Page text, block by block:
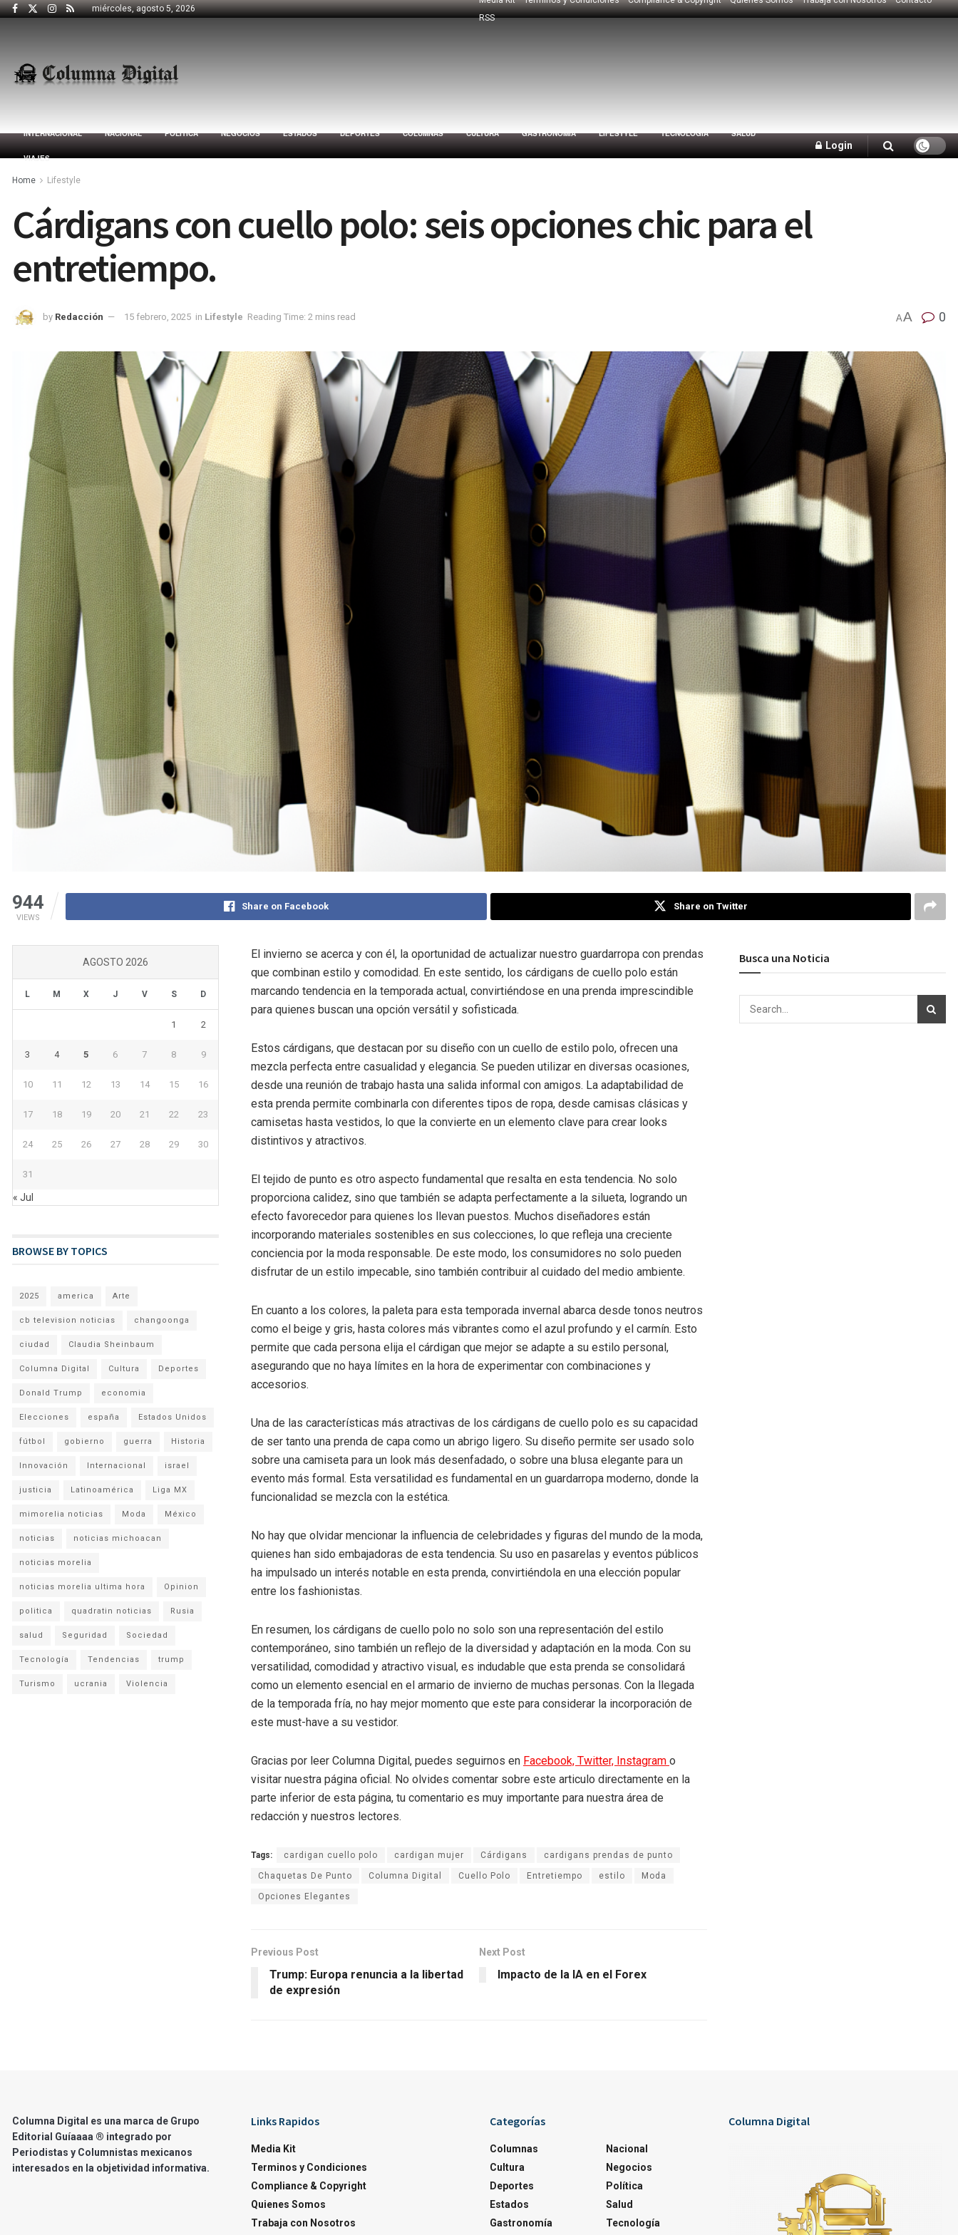
miércoles, agosto 5, 2026
RSS
INTERNACIONAL NACIONAL POLÍTICA NEGOCIOS ESTADOS DEPORTES COLUMNAS CULTURA GASTRONOMÍA LIFESTYLE TECNOLOGÍA SALUD
VIAJES
Login
Home Lifestyle
Cárdigans con cuello polo: seis opciones chic para el
entretiempo.
by Redacción 15 febrero, 2025 in Lifestyle Reading Time: 2 mins read AA 0
944
VIEWS
Share on Facebook Share on Twitter
El invierno se acerca y con él, la oportunidad de actualizar nuestro guardarropa con prendas
que combinan estilo y comodidad. En este sentido, los cárdigans de cuello polo están
marcando tendencia en la temporada actual, convirtiéndose en una prenda imprescindible
para quienes buscan una opción versátil y sofisticada.
Estos cárdigans, que destacan por su diseño con un cuello de estilo polo, ofrecen una
mezcla perfecta entre casualidad y elegancia. Se pueden utilizar en diversas ocasiones,
desde una reunión de trabajo hasta una salida informal con amigos. La adaptabilidad de
esta prenda permite combinarla con diferentes tipos de ropa, desde camisas clásicas y
camisetas hasta vestidos, lo que la convierte en un elemento clave para crear looks
distintivos y atractivos.
El tejido de punto es otro aspecto fundamental que resalta en esta tendencia. No solo
proporciona calidez, sino que también se adapta perfectamente a la silueta, logrando un
efecto favorecedor para quienes los llevan puestos. Muchos diseñadores están
incorporando materiales sostenibles en sus colecciones, lo que refleja una creciente
conciencia por la moda responsable. De este modo, los consumidores no solo pueden
disfrutar de un estilo impecable, sino también contribuir al cuidado del medio ambiente.
En cuanto a los colores, la paleta para esta temporada invernal abarca desde tonos neutros
como el beige y gris, hasta colores más vibrantes como el azul profundo y el carmín. Esto
permite que cada persona elija el cárdigan que mejor se adapte a su estilo personal,
asegurando que no haya límites en la hora de experimentar con combinaciones y
accesorios.
Una de las características más atractivas de los cárdigans de cuello polo es su capacidad
de ser tanto una prenda de capa como un abrigo ligero. Su diseño permite ser usado solo
sobre una camiseta para un look más desenfadado, o sobre una blusa elegante para un
evento más formal. Esta versatilidad es fundamental en un guardarropa moderno, donde la
funcionalidad se mezcla con la estética.
No hay que olvidar mencionar la influencia de celebridades y figuras del mundo de la moda,
quienes han sido embajadoras de esta tendencia. Su uso en pasarelas y eventos públicos
ha impulsado un interés notable en esta prenda, convirtiéndola en una elección popular
entre los fashionistas.
En resumen, los cárdigans de cuello polo no solo son una representación del estilo
contemporáneo, sino también un reflejo de la diversidad y adaptación en la moda. Con su
versatilidad, comodidad y atractivo visual, es indudable que esta prenda se consolidará
como un elemento esencial en el armario de invierno de muchas personas. Con la llegada
de la temporada fría, no hay mejor momento que este para considerar la incorporación de
este must-have a su vestidor.
Gracias por leer Columna Digital, puedes seguirnos en Facebook, Twitter, Instagram o
visitar nuestra página oficial. No olvides comentar sobre este articulo directamente en la
parte inferior de esta página, tu comentario es muy importante para nuestra área de
redacción y nuestros lectores.
Tags: cardigan cuello polo cardigan mujer Cárdigans cardigans prendas de punto
Chaquetas De Punto Columna Digital Cuello Polo Entretiempo estilo Moda
Opciones Elegantes
Previous Post
Trump: Europa renuncia a la libertad
de expresión
Next Post
Impacto de la IA en el Forex
AGOSTO 2026
L M X J V S D
1 2
3 4 5 6 7 8 9
10 11 12 13 14 15 16
17 18 19 20 21 22 23
24 25 26 27 28 29 30
31
« Jul
BROWSE BY TOPICS
2025 america Arte
cb television noticias changoonga
ciudad Claudia Sheinbaum
Columna Digital Cultura Deportes
Donald Trump economia
Elecciones españa Estados Unidos
fútbol gobierno guerra Historia
Innovación Internacional israel
justicia Latinoamérica Liga MX
mimorelia noticias Moda México
noticias noticias michoacan
noticias morelia
noticias morelia ultima hora Opinion
politica quadratin noticias Rusia
salud Seguridad Sociedad
Tecnología Tendencias trump
Turismo ucrania Violencia
Busca una Noticia
Columna Digital es una marca de Grupo
Editorial Guíaaaa ® integrado por
Periodistas y Columnistas mexicanos
interesados en la objetividad informativa.
Links Rapidos
Media Kit
Terminos y Condiciones
Compliance & Copyright
Quienes Somos
Trabaja con Nosotros
Categorías
Columnas
Cultura
Deportes
Estados
Gastronomía
Nacional
Negocios
Política
Salud
Tecnología
Columna Digital